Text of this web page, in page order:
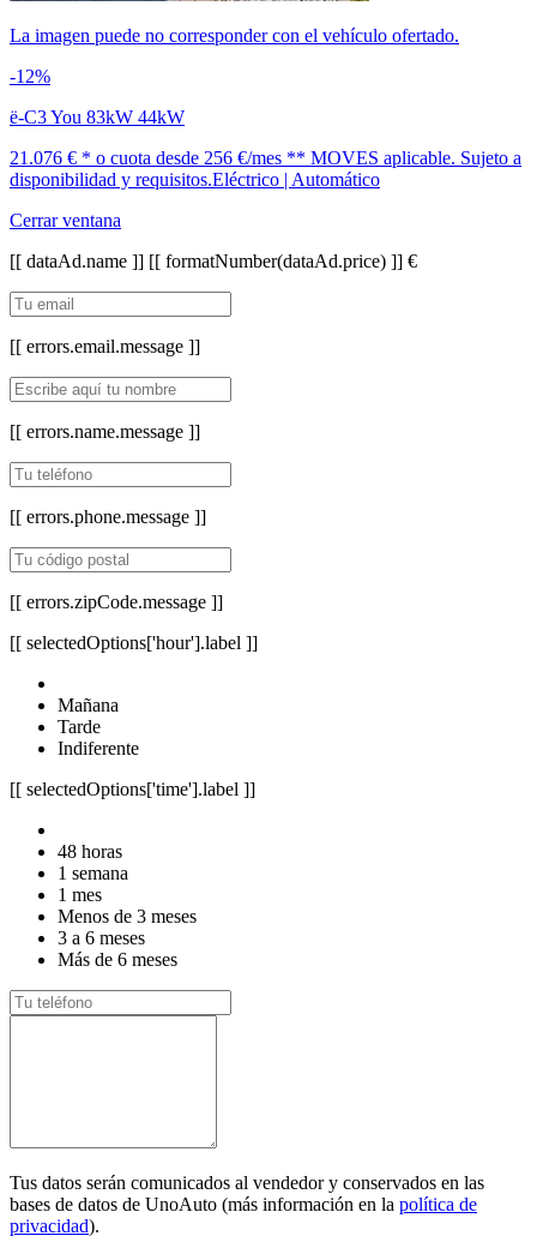
La imagen puede no corresponder con el vehículo ofertado.
-12%
ë-C3 You 83kW 44kW
21.076 € * o cuota desde 256 €/mes ** MOVES aplicable. Sujeto a
disponibilidad y requisitos.Eléctrico | Automático
Cerrar ventana
[[ dataAd.name ]] [[ formatNumber(dataAd.price) ]] €
[[ errors.email.message ]]
[[ errors.name.message ]]
[[ errors.phone.message ]]
[[ errors.zipCode.message ]]
[[ selectedOptions['hour'].label ]]
Mañana
Tarde
Indiferente
[[ selectedOptions['time'].label ]]
48 horas
1 semana
1 mes
Menos de 3 meses
3 a 6 meses
Más de 6 meses
Tus datos serán comunicados al vendedor y conservados en las
bases de datos de UnoAuto (más información en la política de
privacidad).